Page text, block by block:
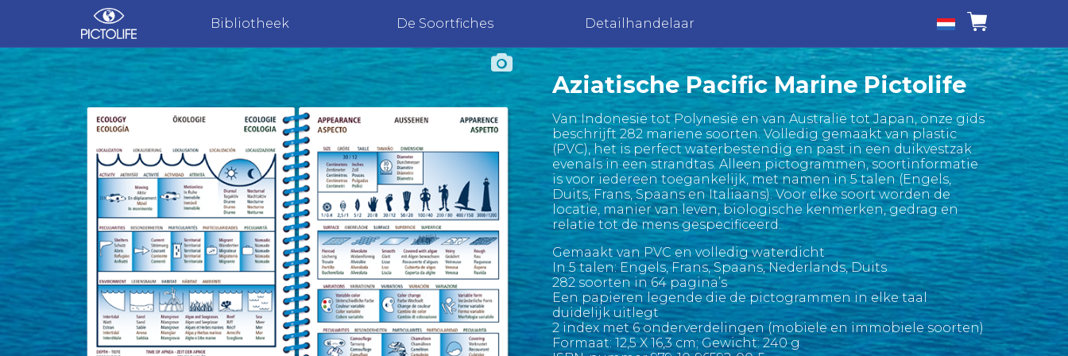
Bibliotheek De Soortfiches Detailhandelaar
Aziatische Pacific Marine Pictolife
Van Indonesië tot Polynesië en van Australië tot Japan, onze gids
beschrijft 282 mariene soorten. Volledig gemaakt van plastic
(PVC), het is perfect waterbestendig en past in een duikvestzak
evenals in een strandtas. Alleen pictogrammen, soortinformatie
is voor iedereen toegankelijk, met namen in 5 talen (Engels,
Duits, Frans, Spaans en Italiaans). Voor elke soort worden de
locatie, manier van leven, biologische kenmerken, gedrag en
relatie tot de mens gespecificeerd.
Gemaakt van PVC en volledig waterdicht
In 5 talen: Engels, Frans, Spaans, Nederlands, Duits
282 soorten in 64 pagina’s
Een papieren legende die de pictogrammen in elke taal
duidelijk uitlegt
2 index met 6 onderverdelingen (mobiele en immobiele soorten)
Formaat: 12,5 X 16,3 cm; Gewicht: 240 g